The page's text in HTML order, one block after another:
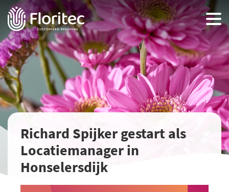
Richard Spijker gestart als
Locatiemanager in
Honselersdijk